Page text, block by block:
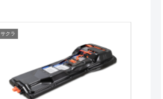
サクラ